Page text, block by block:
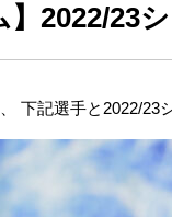
】2022/
下記選手と2022/